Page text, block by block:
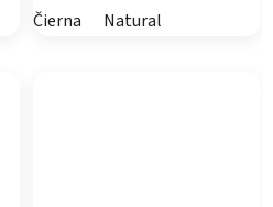
Čierna Natural